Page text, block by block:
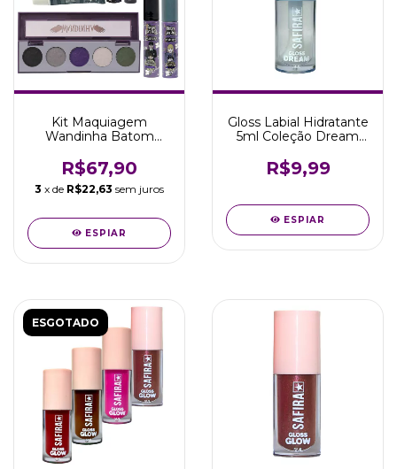
Kit Maquiagem
Wandinha Batom
Delineador Safira
R$67,90
3 x de R$22,63 sem juros
ESPIAR
Gloss Labial Hidratante
5ml Coleção Dream
R$9,99
ESPIAR
ESGOTADO